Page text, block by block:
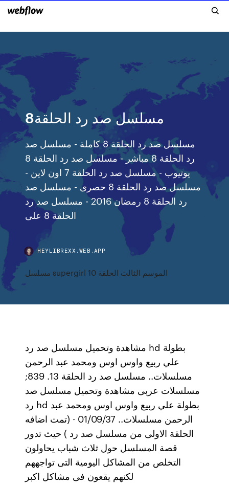
مسلسل صد رد الحلقة8
مسلسل صد رد الحلقة 8 كاملة - مسلسل صد
رد الحلقة 8 مباشر - مسلسل صد رد الحلقة 8
يوتيوب - مسلسل صد رد الحلقة 7 اون لاين -
مسلسل صد رد الحلقة 8 حصرى - مسلسل صد
رد الحلقة 8 رمضان 2016 - مسلسل صد رد
الحلقة 8 على
HEYLIBREXX.WEB.APP
مسلسل supergirl الموسم الثالث الحلقة 10
مشاهدة وتحميل مسلسل صد رد hd بطولة
علي ربيع واوس اوس ومحمد عبد الرحمن
مسلسلات.. مسلسل صد رد الحلقة 13. 839;
مسلسلات عربى مشاهدة وتحميل مسلسل صد
رد hd بطولة علي ربيع واوس اوس ومحمد عبد
الرحمن مسلسلات.. 01/09/37 · (تمت اضافه
الحلقة الاولى من مسلسل صد رد ) حيث تدور
قصة المسلسل حول ثلاث شباب يحاولون
التخلص من المشاكل اليومية التى تواجههم
لكنهم يقعون فى مشاكل اكبر